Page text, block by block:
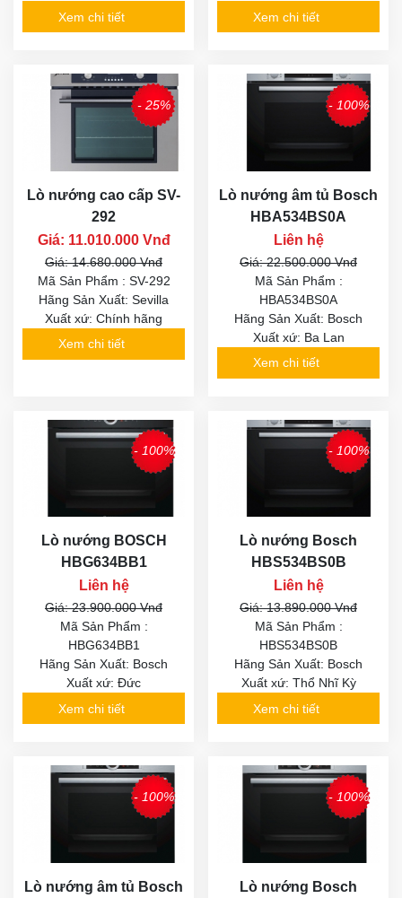
Xem chi tiết
Xem chi tiết
- 25%
Lò nướng cao cấp SV-
292
Giá: 11.010.000 Vnđ
Giá: 14.680.000 Vnđ
Mã Sản Phẩm : SV-292
Hãng Sản Xuất: Sevilla
Xuất xứ: Chính hãng
Xem chi tiết
- 100%
Lò nướng âm tủ Bosch
HBA534BS0A
Liên hệ
Giá: 22.500.000 Vnđ
Mã Sản Phẩm :
HBA534BS0A
Hãng Sản Xuất: Bosch
Xuất xứ: Ba Lan
Xem chi tiết
- 100%
Lò nướng BOSCH
HBG634BB1
Liên hệ
Giá: 23.900.000 Vnđ
Mã Sản Phẩm :
HBG634BB1
Hãng Sản Xuất: Bosch
Xuất xứ: Đức
Xem chi tiết
- 100%
Lò nướng Bosch
HBS534BS0B
Liên hệ
Giá: 13.890.000 Vnđ
Mã Sản Phẩm :
HBS534BS0B
Hãng Sản Xuất: Bosch
Xuất xứ: Thổ Nhĩ Kỳ
Xem chi tiết
- 100%
Lò nướng âm tủ Bosch
- 100%
Lò nướng Bosch